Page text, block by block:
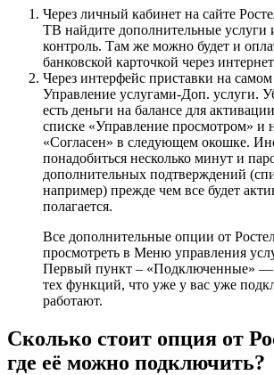
Через личный кабинет на сайте
ТВ найдите дополнительные услуги
контроль. Там же можно будет и
банковской карточкой через
Через интерфейс приставки на
Управление услугами-Доп. услуги.
есть деньги на балансе для
списке «Управление просмотром» и
«Согласен» в следующем окошке.
понадобиться несколько минут и
дополнительных подтверждений
например) прежде чем все будет
полагается.
Все дополнительные опции от
просмотреть в Меню управления
Первый пункт – «Подключенные» —
тех функций, что уже у вас уже
работают.
Сколько стоит опция от
где её можно подключить?